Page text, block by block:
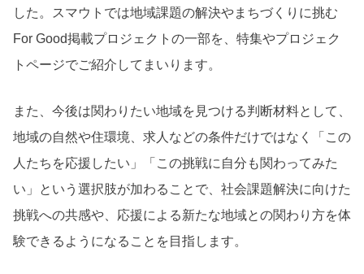
した。スマウトでは地域課題の解決やまちづくりに挑む
For Good掲載プロジェクトの一部を、特集やプロジェク
トページでご紹介してまいります。
また、今後は関わりたい地域を見つける判断材料として、
地域の自然や住環境、求人などの条件だけではなく「この
人たちを応援したい」「この挑戦に自分も関わってみた
い」という選択肢が加わることで、社会課題解決に向けた
挑戦への共感や、応援による新たな地域との関わり方を体
験できるようになることを目指します。